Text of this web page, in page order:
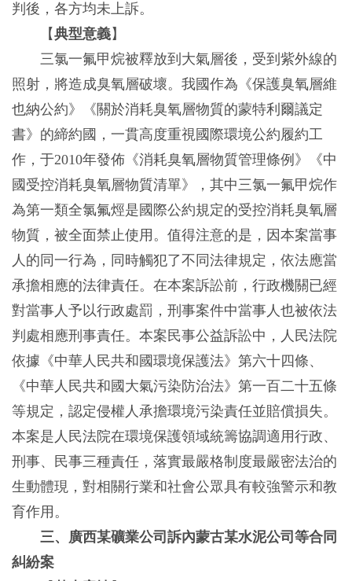
判後，各方均未上訴。
【典型意義】
三氯一氟甲烷被釋放到大氣層後，受到紫外線的
照射，將造成臭氧層破壞。我國作為《保護臭氧層維
也納公約》《關於消耗臭氧層物質的蒙特利爾議定
書》的締約國，一貫高度重視國際環境公約履約工
作，于2010年發佈《消耗臭氧層物質管理條例》《中
國受控消耗臭氧層物質清單》，其中三氯一氟甲烷作
為第一類全氯氟烴是國際公約規定的受控消耗臭氧層
物質，被全面禁止使用。值得注意的是，因本案當事
人的同一行為，同時觸犯了不同法律規定，依法應當
承擔相應的法律責任。在本案訴訟前，行政機關已經
對當事人予以行政處罰，刑事案件中當事人也被依法
判處相應刑事責任。本案民事公益訴訟中，人民法院
依據《中華人民共和國環境保護法》第六十四條、
《中華人民共和國大氣污染防治法》第一百二十五條
等規定，認定侵權人承擔環境污染責任並賠償損失。
本案是人民法院在環境保護領域統籌協調適用行政、
刑事、民事三種責任，落實最嚴格制度最嚴密法治的
生動體現，對相關行業和社會公眾具有較強警示和教
育作用。
三、廣西某礦業公司訴內蒙古某水泥公司等合同
糾紛案